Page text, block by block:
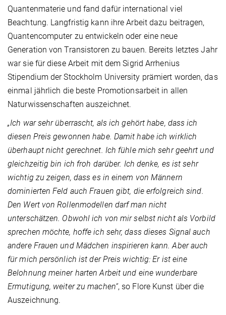
Quantenmaterie und fand dafür international viel
Beachtung. Langfristig kann ihre Arbeit dazu beitragen,
Quantencomputer zu entwickeln oder eine neue
Generation von Transistoren zu bauen. Bereits letztes Jahr
war sie für diese Arbeit mit dem Sigrid Arrhenius
Stipendium der Stockholm University prämiert worden, das
einmal jährlich die beste Promotionsarbeit in allen
Naturwissenschaften auszeichnet.
„Ich war sehr überrascht, als ich gehört habe, dass ich
diesen Preis gewonnen habe. Damit habe ich wirklich
überhaupt nicht gerechnet. Ich fühle mich sehr geehrt und
gleichzeitig bin ich froh darüber. Ich denke, es ist sehr
wichtig zu zeigen, dass es in einem von Männern
dominierten Feld auch Frauen gibt, die erfolgreich sind.
Den Wert von Rollenmodellen darf man nicht
unterschätzen. Obwohl ich von mir selbst nicht als Vorbild
sprechen möchte, hoffe ich sehr, dass dieses Signal auch
andere Frauen und Mädchen inspirieren kann. Aber auch
für mich persönlich ist der Preis wichtig: Er ist eine
Belohnung meiner harten Arbeit und eine wunderbare
Ermutigung, weiter zu machen“, so Flore Kunst über die
Auszeichnung.